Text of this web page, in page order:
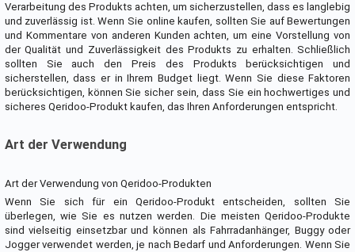
Verarbeitung des Produkts achten, um sicherzustellen, dass es langlebig
und zuverlässig ist. Wenn Sie online kaufen, sollten Sie auf Bewertungen
und Kommentare von anderen Kunden achten, um eine Vorstellung von
der Qualität und Zuverlässigkeit des Produkts zu erhalten. Schließlich
sollten Sie auch den Preis des Produkts berücksichtigen und
sicherstellen, dass er in Ihrem Budget liegt. Wenn Sie diese Faktoren
berücksichtigen, können Sie sicher sein, dass Sie ein hochwertiges und
sicheres Qeridoo-Produkt kaufen, das Ihren Anforderungen entspricht.
Art der Verwendung
Art der Verwendung von Qeridoo-Produkten
Wenn Sie sich für ein Qeridoo-Produkt entscheiden, sollten Sie
überlegen, wie Sie es nutzen werden. Die meisten Qeridoo-Produkte
sind vielseitig einsetzbar und können als Fahrradanhänger, Buggy oder
Jogger verwendet werden, je nach Bedarf und Anforderungen. Wenn Sie